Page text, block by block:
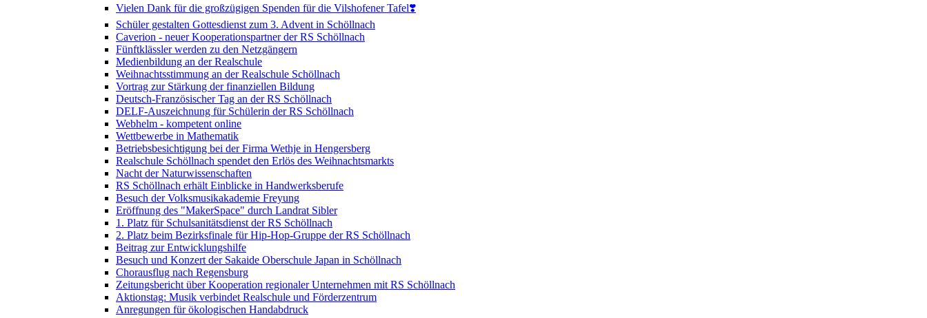
Vielen Dank für die großzügigen Spenden für die Vilshofener Tafel❣️
Schüler gestalten Gottesdienst zum 3. Advent in Schöllnach
Caverion - neuer Kooperationspartner der RS Schöllnach
Fünftklässler werden zu den Netzgängern
Medienbildung an der Realschule
Weihnachtsstimmung an der Realschule Schöllnach
Vortrag zur Stärkung der finanziellen Bildung
Deutsch-Französischer Tag an der RS Schöllnach
DELF-Auszeichnung für Schülerin der RS Schöllnach
Webhelm - kompetent online
Wettbewerbe in Mathematik
Betriebsbesichtigung bei der Firma Wethje in Hengersberg
Realschule Schöllnach spendet den Erlös des Weihnachtsmarkts
Nacht der Naturwissenschaften
RS Schöllnach erhält Einblicke in Handwerksberufe
Besuch der Volksmusikakademie Freyung
Eröffnung des "MakerSpace" durch Landrat Sibler
1. Platz für Schulsanitätsdienst der RS Schöllnach
2. Platz beim Bezirksfinale für Hip-Hop-Gruppe der RS Schöllnach
Beitrag zur Entwicklungshilfe
Besuch und Konzert der Sakaide Oberschule Japan in Schöllnach
Chorausflug nach Regensburg
Zeitungsbericht über Kooperation regionaler Unternehmen mit RS Schöllnach
Aktionstag: Musik verbindet Realschule und Förderzentrum
Anregungen für ökologischen Handabdruck